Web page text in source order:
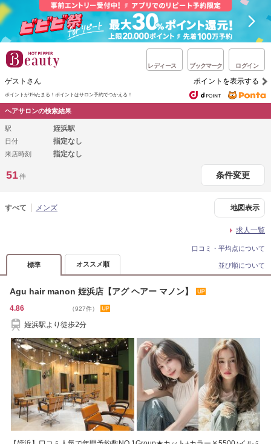
レディース ブックマーク ログイン
ゲストさん ポイントを表示する
ポイントが1%たまる！ ポイントはサロン予約でつかえる！
ヘアサロンの検索結果
駅 姪浜駅
日付 指定なし
来店時刻 指定なし
51件 条件変更
すべて メンズ 地図表示
求人一覧
口コミ・平均点について
標準 オススメ順 並び順について
Agu hair manon 姪浜店【アグ ヘアー マノン】
4.86 （927件）
姪浜駅より徒歩2分